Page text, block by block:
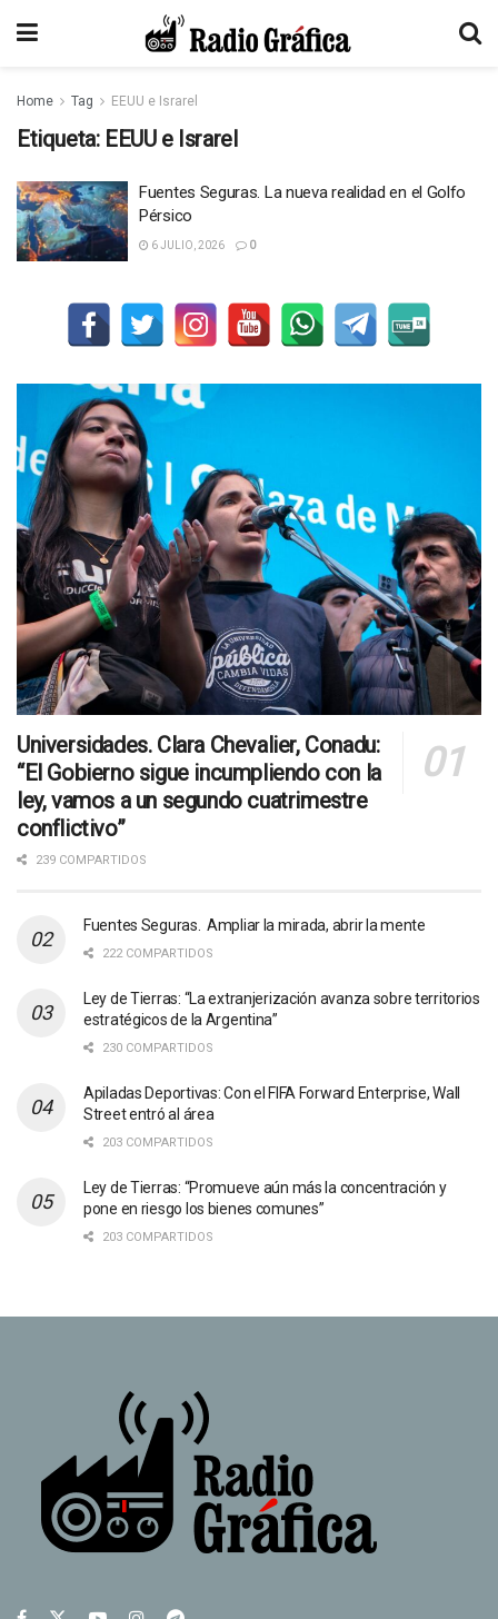
Home Tag EEUU e Israrel
Etiqueta: EEUU e Israrel
Fuentes Seguras. La nueva realidad en el Golfo
Pérsico
6 JULIO, 2026 0
Universidades. Clara Chevalier, Conadu:
“El Gobierno sigue incumpliendo con la
ley, vamos a un segundo cuatrimestre
conflictivo”
239 COMPARTIDOS
Fuentes Seguras. Ampliar la mirada, abrir la mente
222 COMPARTIDOS
Ley de Tierras: “La extranjerización avanza sobre territorios
estratégicos de la Argentina”
230 COMPARTIDOS
Apiladas Deportivas: Con el FIFA Forward Enterprise, Wall
Street entró al área
203 COMPARTIDOS
Ley de Tierras: “Promueve aún más la concentración y
pone en riesgo los bienes comunes”
203 COMPARTIDOS